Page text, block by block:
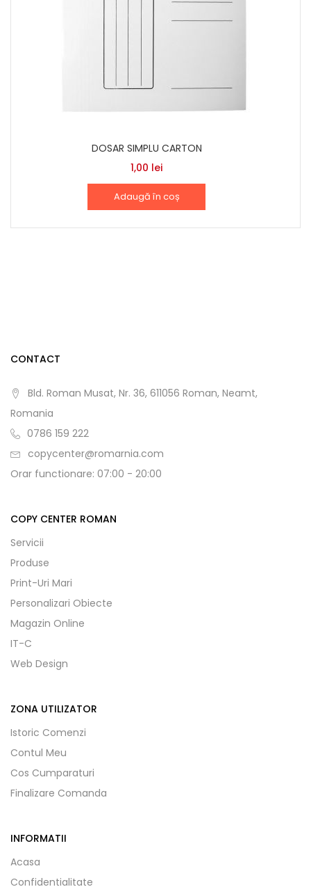
DOSAR SIMPLU CARTON
1,00 lei
Adaugă în coș
CONTACT
Bld. Roman Musat, Nr. 36, 611056 Roman, Neamt,
Romania
0786 159 222
copycenter@romarnia.com
Orar functionare: 07:00 - 20:00
COPY CENTER ROMAN
Servicii
Produse
Print-Uri Mari
Personalizari Obiecte
Magazin Online
IT-C
Web Design
ZONA UTILIZATOR
Istoric Comenzi
Contul Meu
Cos Cumparaturi
Finalizare Comanda
INFORMATII
Acasa
Confidentialitate